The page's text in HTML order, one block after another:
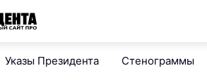
Указы Президента Стенограммы